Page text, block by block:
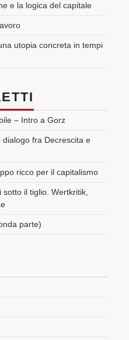
e la logica del capitale
utopia concreta in tempi
– Intro a Gorz
dialogo fra Decrescita e
ricco per il capitalismo
il tiglio. Wertkritik,
parte)